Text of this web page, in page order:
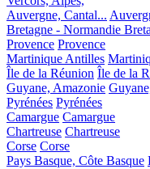
Auvergne, Cantal...
Bretagne - Normandie
Provence Provence
Martinique Antilles
Île de la Réunion Île de la
Guyane, Amazonie
Pyrénées Pyrénées
Camargue Camargue
Chartreuse Chartreuse
Corse Corse
Pays Basque, Côte Basque